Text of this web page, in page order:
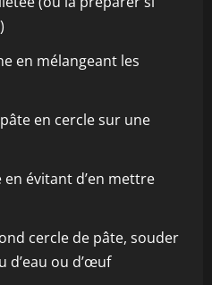
en mélangeant les
en cercle sur une
évitant d’en mettre
cercle de pâte, souder
d’eau ou d’œuf